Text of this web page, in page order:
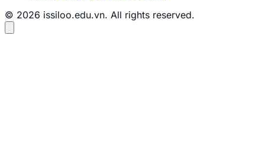
© 2026 issiloo.edu.vn. All rights reserved.